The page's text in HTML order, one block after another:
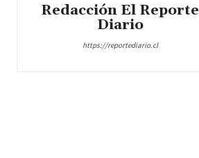
Redacción El Reporte
Diario
https://reportediario.cl